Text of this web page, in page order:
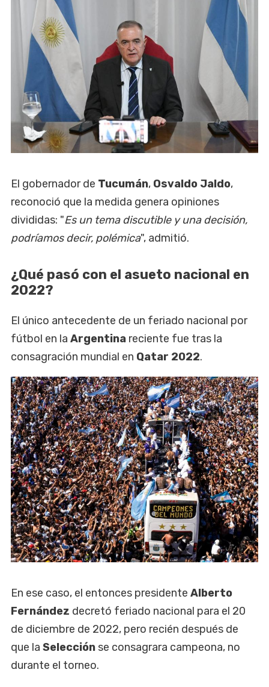
El gobernador de Tucumán, Osvaldo Jaldo,
reconoció que la medida genera opiniones
divididas: "Es un tema discutible y una decisión,
podríamos decir, polémica", admitió.
¿Qué pasó con el asueto nacional en
2022?
El único antecedente de un feriado nacional por
fútbol en la Argentina reciente fue tras la
consagración mundial en Qatar 2022.
En ese caso, el entonces presidente Alberto
Fernández decretó feriado nacional para el 20
de diciembre de 2022, pero recién después de
que la Selección se consagrara campeona, no
durante el torneo.